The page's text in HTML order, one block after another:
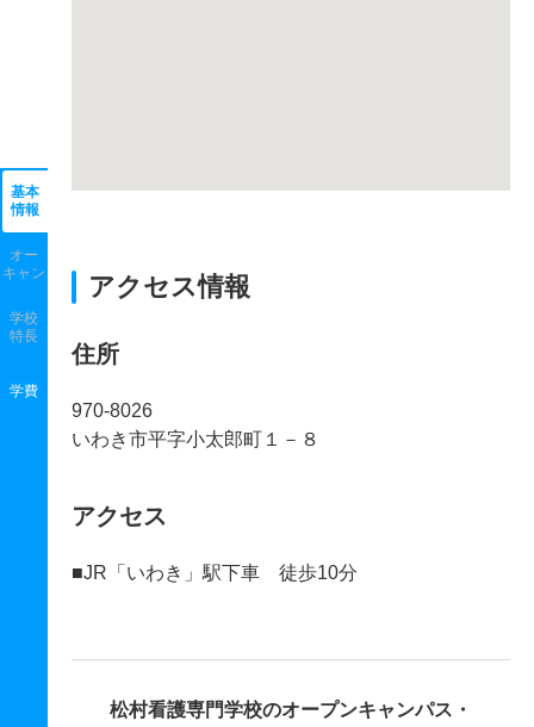
基本
情報
オー
キャン
学校
特長
学費
アクセス情報
住所
970-8026
いわき市平字小太郎町１－８
アクセス
■JR「いわき」駅下車 徒歩10分
松村看護専門学校のオープンキャンパス・